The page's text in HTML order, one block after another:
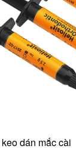
keo dán mắc cài